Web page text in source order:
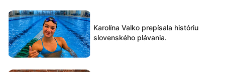
Karolína Valko prepísala históriu
slovenského plávania.